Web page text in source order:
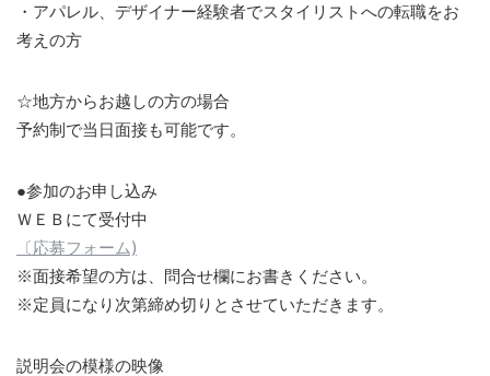
・アパレル、デザイナー経験者でスタイリストへの転職をお
考えの方
☆地方からお越しの方の場合
予約制で当日面接も可能です。
●参加のお申し込み
ＷＥＢにて受付中
〔応募フォーム)
※面接希望の方は、問合せ欄にお書きください。
※定員になり次第締め切りとさせていただきます。
説明会の模様の映像